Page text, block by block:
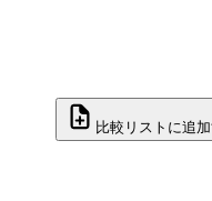
比較リストに追